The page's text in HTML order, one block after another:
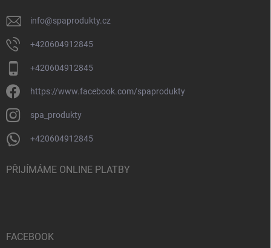
info@spaprodukty.cz
+420604912845
+420604912845
https://www.facebook.com/spaprodukty
spa_produkty
+420604912845
PŘIJÍMÁME ONLINE PLATBY
FACEBOOK